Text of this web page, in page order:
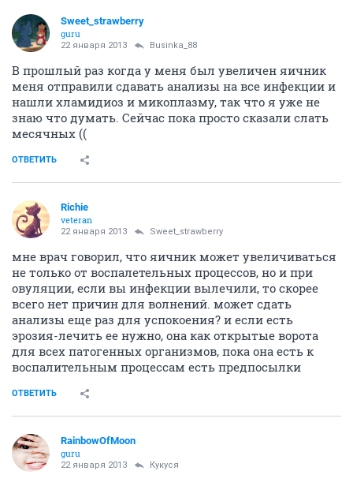
Sweet_strawberry
guru
22 января 2013 Businka_88
В прошлый раз когда у меня был увеличен яичник
меня отправили сдавать анализы на все инфекции и
нашли хламидиоз и микоплазму, так что я уже не
знаю что думать. Сейчас пока просто сказали слать
месячных ((
ОТВЕТИТЬ
Richie
veteran
22 января 2013 Sweet_strawberry
мне врач говорил, что яичник может увеличиваться
не только от воспалетельных процессов, но и при
овуляции, если вы инфекции вылечили, то скорее
всего нет причин для волнений. может сдать
анализы еще раз для успокоения? и если есть
эрозия-лечить ее нужно, она как открытые ворота
для всех патогенных организмов, пока она есть к
воспалительным процессам есть предпосылки
ОТВЕТИТЬ
RainbowOfMoon
guru
22 января 2013 Кукуся